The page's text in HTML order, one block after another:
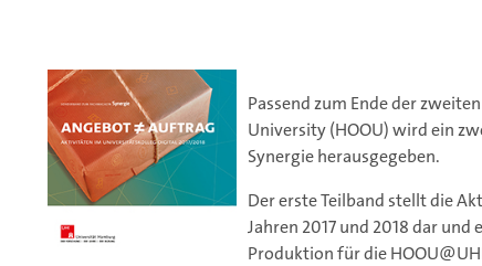
Passend zum Ende der
University (HOOU) wird ein
Synergie herausgegeben.
Der erste Teilband stellt die
Jahren 2017 und 2018 dar
Produktion für die